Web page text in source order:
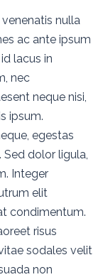
nulla
ac ante ipsum
lacus in
nec
neque nisi,
ipsum.
egestas
dolor ligula,
Integer
elit
condimentum.
risus
sodales velit
non